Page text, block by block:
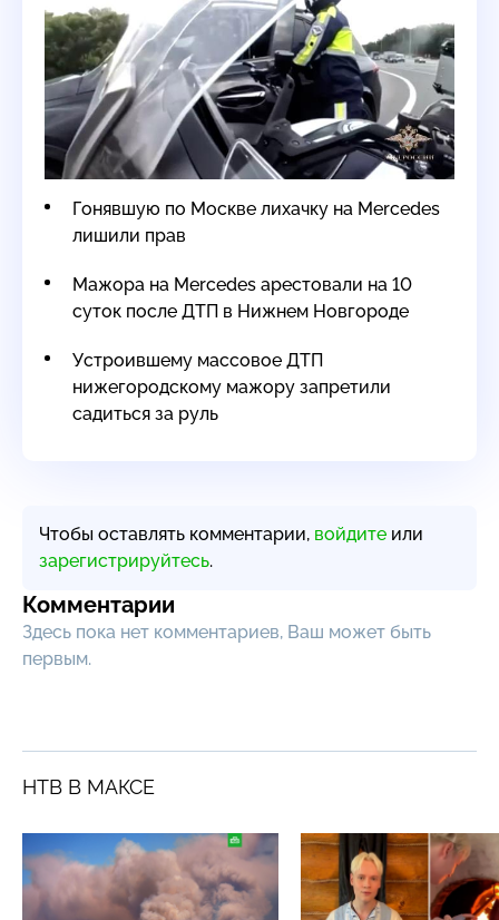
Гонявшую по Москве лихачку на Mercedes
лишили прав
Мажора на Mercedes арестовали на 10
суток после ДТП в Нижнем Новгороде
Устроившему массовое ДТП
нижегородскому мажору запретили
садиться за руль
Чтобы оставлять комментарии, войдите или
зарегистрируйтесь.
Комментарии
Здесь пока нет комментариев, Ваш может быть
первым.
НТВ В МАКСЕ